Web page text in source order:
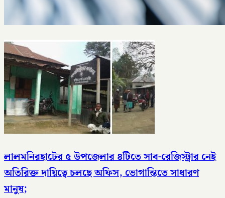
লালমনিরহাটের ৫ উপজেলার ৪টিতে সাব-রেজিস্ট্রার নেই
অতিরিক্ত দায়িত্বে চলছে অফিস, ভোগান্তিতে সাধারণ
মানুষ;